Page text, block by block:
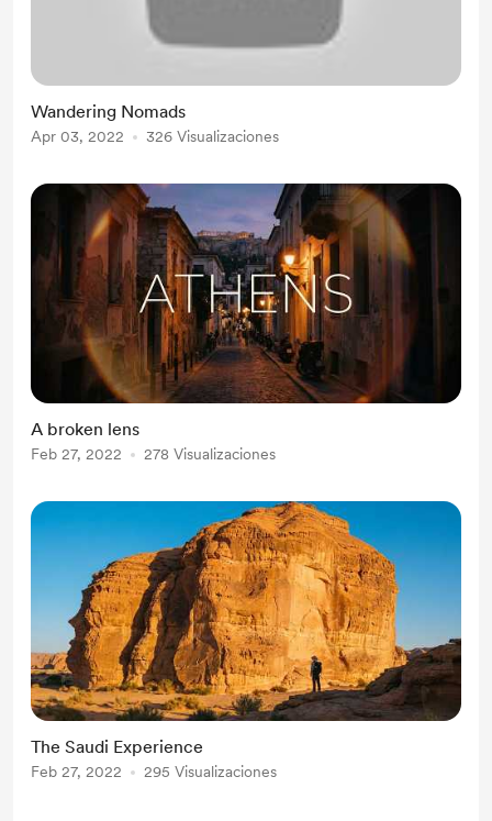
Wandering Nomads
Apr 03, 2022 326 Visualizaciones
A broken lens
Feb 27, 2022 278 Visualizaciones
The Saudi Experience
Feb 27, 2022 295 Visualizaciones